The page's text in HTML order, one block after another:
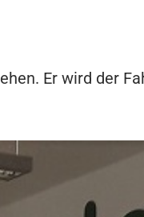
Er wird der